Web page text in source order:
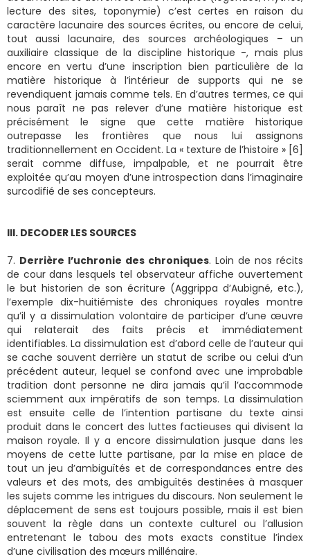
lecture des sites, toponymie) c’est certes en raison du
caractère lacunaire des sources écrites, ou encore de celui,
tout aussi lacunaire, des sources archéologiques – un
auxiliaire classique de la discipline historique -, mais plus
encore en vertu d’une inscription bien particulière de la
matière historique à l’intérieur de supports qui ne se
revendiquent jamais comme tels. En d’autres termes, ce qui
nous paraît ne pas relever d’une matière historique est
précisément le signe que cette matière historique
outrepasse les frontières que nous lui assignons
traditionnellement en Occident. La « texture de l’histoire » [6]
serait comme diffuse, impalpable, et ne pourrait être
exploitée qu’au moyen d’une introspection dans l’imaginaire
surcodifié de ses concepteurs.
III. DECODER LES SOURCES
7. Derrière l’uchronie des chroniques. Loin de nos récits
de cour dans lesquels tel observateur affiche ouvertement
le but historien de son écriture (Aggrippa d’Aubigné, etc.),
l’exemple dix-huitiémiste des chroniques royales montre
qu’il y a dissimulation volontaire de participer d’une œuvre
qui relaterait des faits précis et immédiatement
identifiables. La dissimulation est d’abord celle de l’auteur qui
se cache souvent derrière un statut de scribe ou celui d’un
précédent auteur, lequel se confond avec une improbable
tradition dont personne ne dira jamais qu’il l’accommode
sciemment aux impératifs de son temps. La dissimulation
est ensuite celle de l’intention partisane du texte ainsi
produit dans le concert des luttes factieuses qui divisent la
maison royale. Il y a encore dissimulation jusque dans les
moyens de cette lutte partisane, par la mise en place de
tout un jeu d’ambiguïtés et de correspondances entre des
valeurs et des mots, des ambiguïtés destinées à masquer
les sujets comme les intrigues du discours. Non seulement le
déplacement de sens est toujours possible, mais il est bien
souvent la règle dans un contexte culturel ou l’allusion
entretenant le tabou des mots exacts constitue l’index
d’une civilisation des mœurs millénaire.